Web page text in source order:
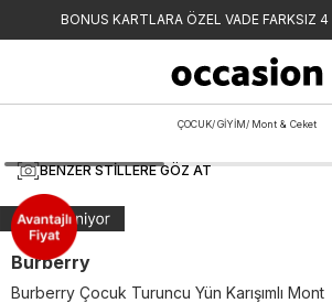
BONUS KARTLARA ÖZEL VADE FARKSIZ
ÇOCUK/GİYİM/ Mont & Ceket
BENZER STILLERE GÖZ AT
Burberry
Burberry Çocuk Turuncu Yün Karışımlı Mont